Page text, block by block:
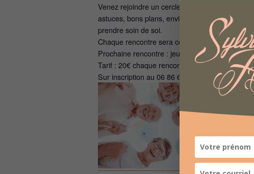
Venez rejoindre un cercle de jeunes
astuces, bons plans, envies, vos réalisations,
prendre soin de soi.
Chaque rencontre sera construite en fonction
Prochaine rencontre : jeudi 9 février de 10h à
Tarif : 20€ chaque rencontre de 2h + adhésion à
Sur inscription au 06 86 69 53 36 ou